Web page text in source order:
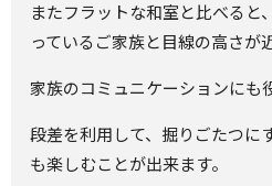
またフラットな和室と比べると
っているご家族と目線の高さが
家族のコミュニケーションにも
段差を利用して、掘りごたつに
も楽しむことが出来ます。